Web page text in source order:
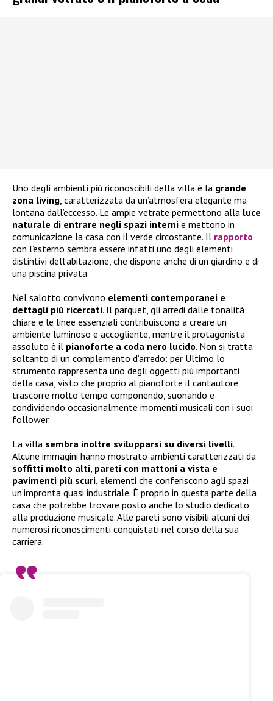
Uno degli ambienti più riconoscibili della villa è la grande
zona living , caratterizzata da un’atmosfera elegante ma
lontana dall’eccesso. Le ampie vetrate permettono alla luce
naturale di entrare negli spazi interni e mettono in
comunicazione la casa con il verde circostante. Il rapporto
con l’esterno sembra essere infatti uno degli elementi
distintivi dell’abitazione, che dispone anche di un giardino e di
una piscina privata.
Nel salotto convivono elementi contemporanei e
dettagli più ricercati. Il parquet, gli arredi dalle tonalità
chiare e le linee essenziali contribuiscono a creare un
ambiente luminoso e accogliente, mentre il protagonista
assoluto è il pianoforte a coda nero lucido. Non si tratta
soltanto di un complemento d’arredo: per Ultimo lo
strumento rappresenta uno degli oggetti più importanti
della casa, visto che proprio al pianoforte il cantautore
trascorre molto tempo componendo, suonando e
condividendo occasionalmente momenti musicali con i suoi
follower.
La villa sembra inoltre svilupparsi su diversi livelli.
Alcune immagini hanno mostrato ambienti caratterizzati da
soffitti molto alti, pareti con mattoni a vista e
pavimenti più scuri , elementi che conferiscono agli spazi
un’impronta quasi industriale. È proprio in questa parte della
casa che potrebbe trovare posto anche lo studio dedicato
alla produzione musicale. Alle pareti sono visibili alcuni dei
numerosi riconoscimenti conquistati nel corso della sua
carriera.